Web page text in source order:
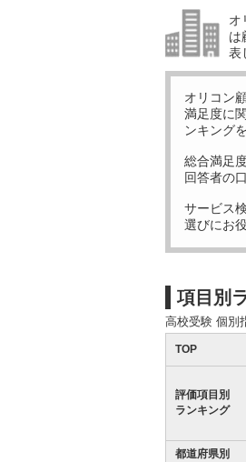
オ
は
表
オリコン
満足度に
ンキング
総合満足
回答者の
サービス
選びにお
項目別
高校受験 個別
TOP
評価項目別
ランキング
都道府県別